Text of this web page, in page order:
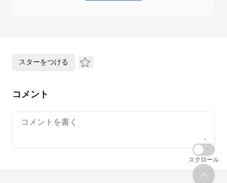
スターをつける
コメント
Your comment
スクロール